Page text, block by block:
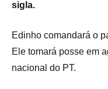
sigla.
Edinho comandará o
Ele tomará posse em
nacional do PT.